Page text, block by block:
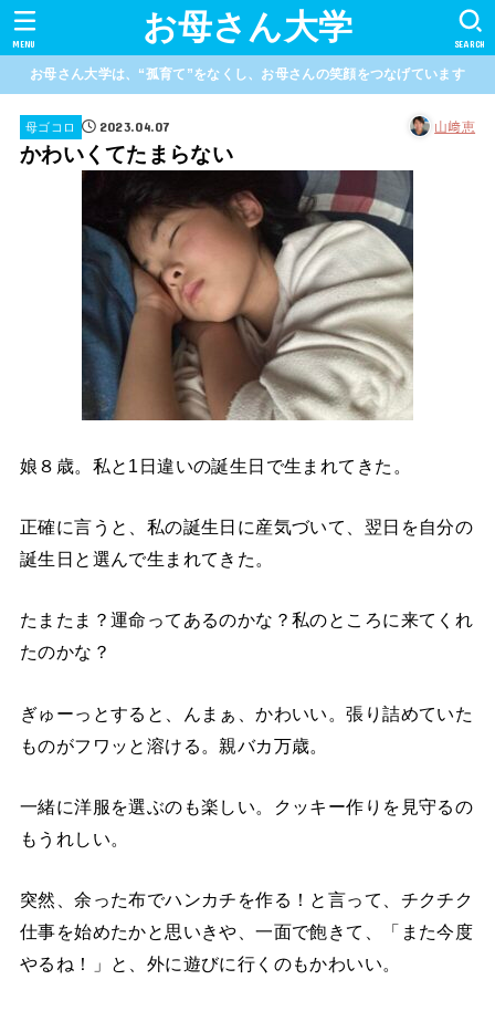
お母さん大学 SEARCH
MENU
お母さん大学は、“孤育て”をなくし、お母さんの笑顔をつなげています
母ゴコロ 2023.04.07 山﨑恵
かわいくてたまらない
娘８歳。私と1日違いの誕生日で生まれてきた。
正確に言うと、私の誕生日に産気づいて、翌日を自分の
誕生日と選んで生まれてきた。
たまたま？運命ってあるのかな？私のところに来てくれ
たのかな？
ぎゅーっとすると、んまぁ、かわいい。張り詰めていた
ものがフワッと溶ける。親バカ万歳。
一緒に洋服を選ぶのも楽しい。クッキー作りを見守るの
もうれしい。
突然、余った布でハンカチを作る！と言って、チクチク
仕事を始めたかと思いきや、一面で飽きて、「また今度
やるね！」と、外に遊びに行くのもかわいい。